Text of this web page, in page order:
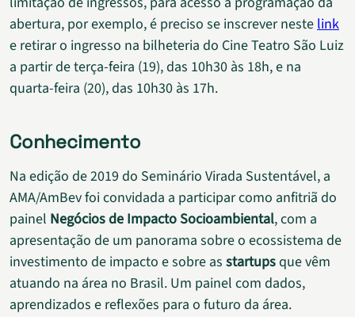
abertura, por exemplo, é preciso se inscrever nestelink
e retirar o ingresso na bilheteria do Cine Teatro São Luiz
a partir de terça-feira (19), das 10h30 às 18h, e na
quarta-feira (20), das 10h30 às 17h.
Conhecimento
Na edição de 2019 do Seminário Virada Sustentável, a
AMA/AmBev foi convidada a participar como anfitriã do
painel Negócios de Impacto Socioambiental, com a
apresentação de um panorama sobre o ecossistema de
investimento de impacto e sobre as startupsque vêm
atuando na área no Brasil. Um painel com dados,
aprendizados e reflexões para o futuro da área.